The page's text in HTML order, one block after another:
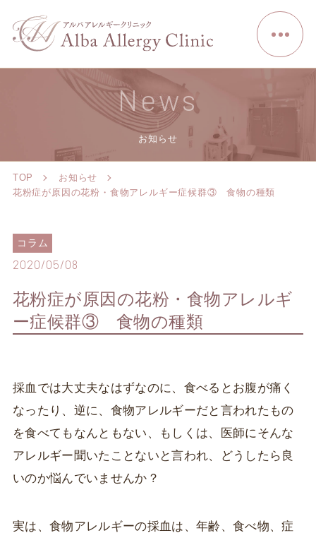
News
お知らせ
TOP
お知らせ
花粉症が原因の花粉・食物アレルギー症候群③ 食物の種類
コラム
2020/05/08
花粉症が原因の花粉・食物アレルギ
ー症候群③ 食物の種類
採血では大丈夫なはずなのに、食べるとお腹が痛く
なったり、逆に、食物アレルギーだと言われたもの
を食べてもなんともない、もしくは、医師にそんな
アレルギー聞いたことないと言われ、どうしたら良
いのか悩んでいませんか？
実は、食物アレルギーの採血は、年齢、食べ物、症